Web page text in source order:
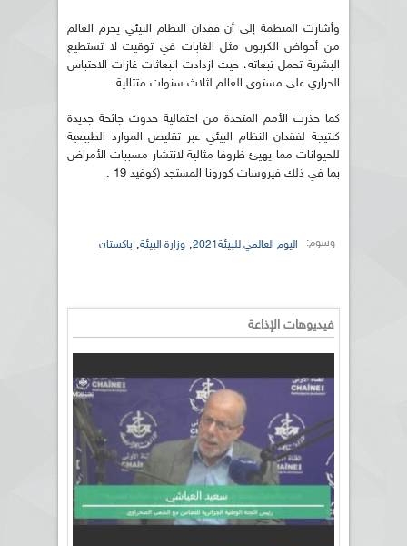
وأشارت المنظمة إلى أن فقدان النظام البيئي يحرم العالم
من أحواض الكربون مثل الغابات في توقيت لا تستطيع
البشرية تحمل تبعاته، حيث ازدادت انبعاثات غازات الاحتباس
الحراري على مستوى العالم لثلاث سنوات متتالية.
كما حذرت الأمم المتحدة من احتمالية حدوث جائحة جديدة
كنتيجة لفقدان النظام البيئي عبر تقليص الموارد الطبيعية
للحيوانات مما يهيئ ظروفا مثالية لانتشار مسببات الأمراض
بما في ذلك فيروسات كورونا المستجد (كوفيد 19 .
وسوم: اليوم العالمي للبيئة2021 , وزارة البيئة, باكستان
فيديوهات الإذاعة